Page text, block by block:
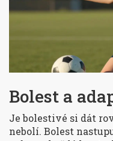
Bolest a
Je bolestivé si dát
nebolí. Bolest